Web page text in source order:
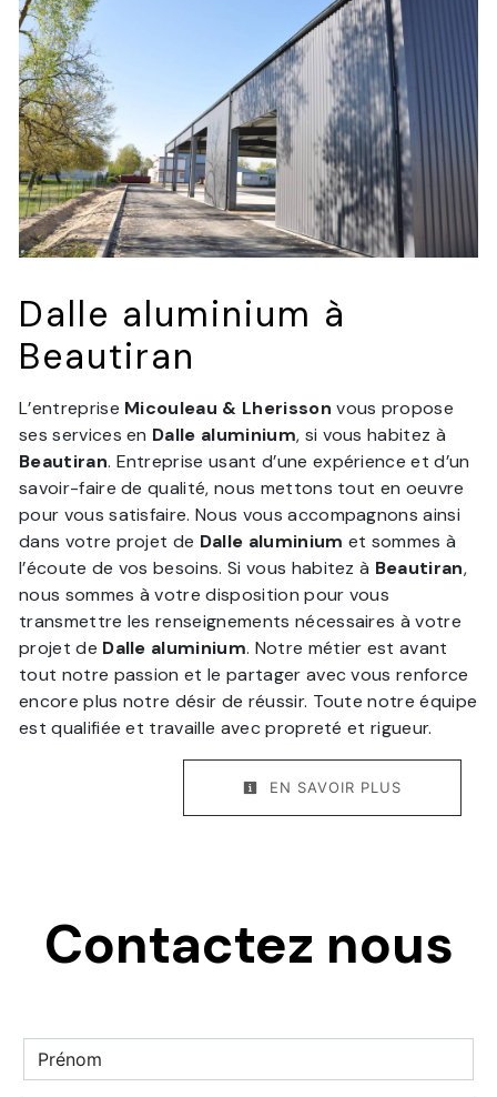
Dalle aluminium à
Beautiran
L’entreprise Micouleau & Lherisson vous propose
ses services en Dalle aluminium, si vous habitez à
Beautiran. Entreprise usant d’une expérience et d’un
savoir-faire de qualité, nous mettons tout en oeuvre
pour vous satisfaire. Nous vous accompagnons ainsi
dans votre projet de Dalle aluminium et sommes à
l’écoute de vos besoins. Si vous habitez à Beautiran,
nous sommes à votre disposition pour vous
transmettre les renseignements nécessaires à votre
projet de Dalle aluminium. Notre métier est avant
tout notre passion et le partager avec vous renforce
encore plus notre désir de réussir. Toute notre équipe
est qualifiée et travaille avec propreté et rigueur.
EN SAVOIR PLUS
Contactez nous